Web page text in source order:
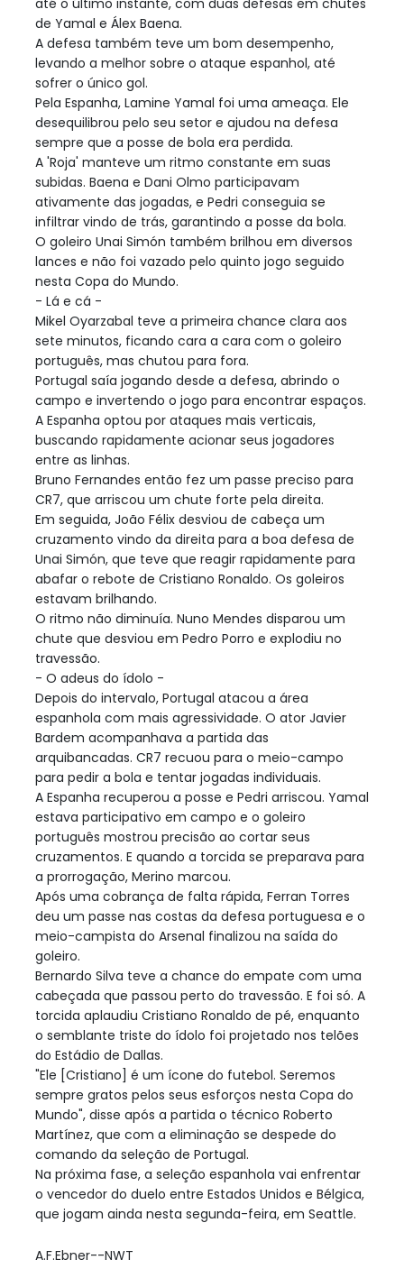
de Yamal e Álex Baena.
A defesa também teve um bom desempenho,
levando a melhor sobre o ataque espanhol, até
sofrer o único gol.
Pela Espanha, Lamine Yamal foi uma ameaça. Ele
desequilibrou pelo seu setor e ajudou na defesa
sempre que a posse de bola era perdida.
A 'Roja' manteve um ritmo constante em suas
subidas. Baena e Dani Olmo participavam
ativamente das jogadas, e Pedri conseguia se
infiltrar vindo de trás, garantindo a posse da bola.
O goleiro Unai Simón também brilhou em diversos
lances e não foi vazado pelo quinto jogo seguido
nesta Copa do Mundo.
- Lá e cá -
Mikel Oyarzabal teve a primeira chance clara aos
sete minutos, ficando cara a cara com o goleiro
português, mas chutou para fora.
Portugal saía jogando desde a defesa, abrindo o
campo e invertendo o jogo para encontrar espaços.
A Espanha optou por ataques mais verticais,
buscando rapidamente acionar seus jogadores
entre as linhas.
Bruno Fernandes então fez um passe preciso para
CR7, que arriscou um chute forte pela direita.
Em seguida, João Félix desviou de cabeça um
cruzamento vindo da direita para a boa defesa de
Unai Simón, que teve que reagir rapidamente para
abafar o rebote de Cristiano Ronaldo. Os goleiros
estavam brilhando.
O ritmo não diminuía. Nuno Mendes disparou um
chute que desviou em Pedro Porro e explodiu no
travessão.
- O adeus do ídolo -
Depois do intervalo, Portugal atacou a área
espanhola com mais agressividade. O ator Javier
Bardem acompanhava a partida das
arquibancadas. CR7 recuou para o meio-campo
para pedir a bola e tentar jogadas individuais.
A Espanha recuperou a posse e Pedri arriscou. Yamal
estava participativo em campo e o goleiro
português mostrou precisão ao cortar seus
cruzamentos. E quando a torcida se preparava para
a prorrogação, Merino marcou.
Após uma cobrança de falta rápida, Ferran Torres
deu um passe nas costas da defesa portuguesa e o
meio-campista do Arsenal finalizou na saída do
goleiro.
Bernardo Silva teve a chance do empate com uma
cabeçada que passou perto do travessão. E foi só. A
torcida aplaudiu Cristiano Ronaldo de pé, enquanto
o semblante triste do ídolo foi projetado nos telões
do Estádio de Dallas.
"Ele [Cristiano] é um ícone do futebol. Seremos
sempre gratos pelos seus esforços nesta Copa do
Mundo", disse após a partida o técnico Roberto
Martínez, que com a eliminação se despede do
comando da seleção de Portugal.
Na próxima fase, a seleção espanhola vai enfrentar
o vencedor do duelo entre Estados Unidos e Bélgica,
que jogam ainda nesta segunda-feira, em Seattle.
A.F.Ebner--NWT